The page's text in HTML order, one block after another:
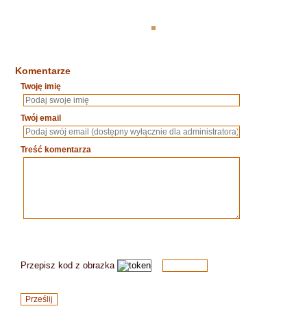
Komentarze
Twoję imię
Twój email
Treść komentarza
Przepisz kod z obrazka